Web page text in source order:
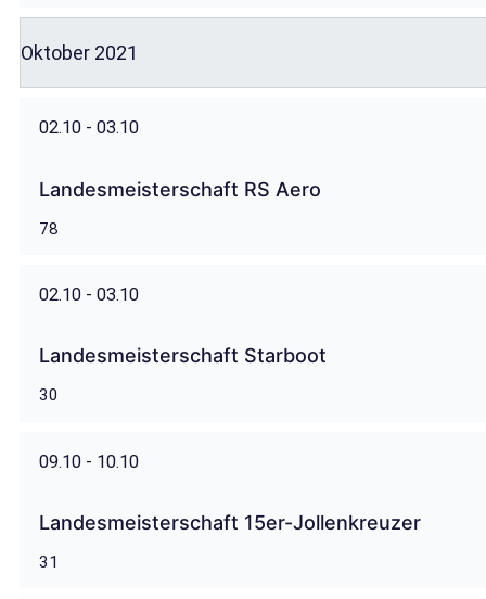
Oktober 2021
02.10 - 03.10
Landesmeisterschaft RS Aero
78
02.10 - 03.10
Landesmeisterschaft Starboot
30
09.10 - 10.10
Landesmeisterschaft 15er-Jollenkreuzer
31